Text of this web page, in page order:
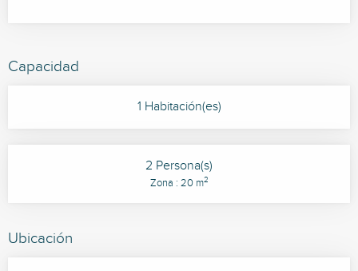
Capacidad
1 Habitación(es)
2 Persona(s)
Zona : 20 m2
Ubicación